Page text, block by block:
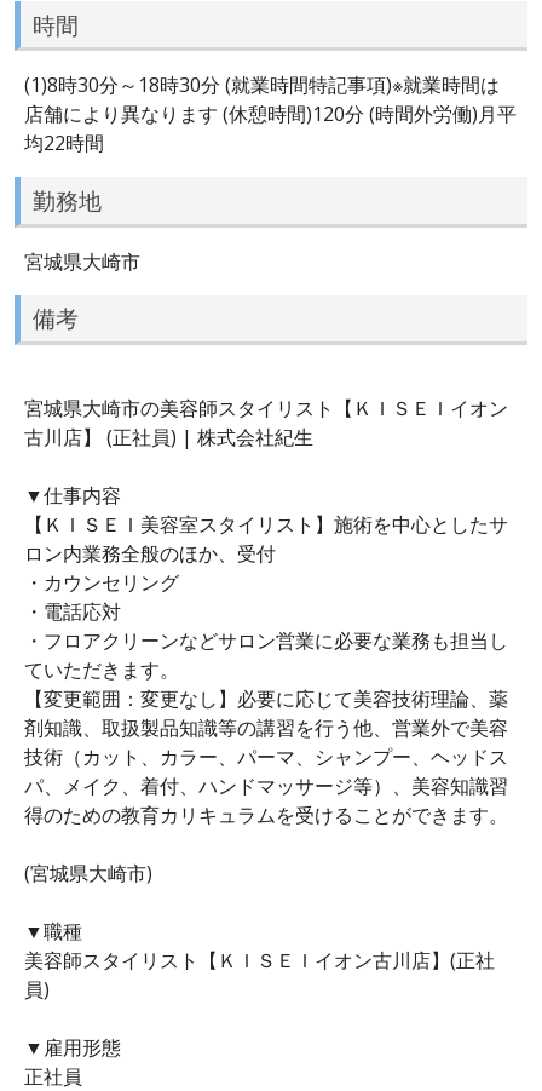
時間
(1)8時30分～18時30分 (就業時間特記事項)※就業時間は
店舗により異なります (休憩時間)120分 (時間外労働)月平
均22時間
勤務地
宮城県大崎市
備考
宮城県大崎市の美容師スタイリスト【ＫＩＳＥＩイオン
古川店】 (正社員) | 株式会社紀生
▼仕事内容
【ＫＩＳＥＩ美容室スタイリスト】施術を中心としたサ
ロン内業務全般のほか、受付
・カウンセリング
・電話応対
・フロアクリーンなどサロン営業に必要な業務も担当し
ていただきます。
【変更範囲：変更なし】必要に応じて美容技術理論、薬
剤知識、取扱製品知識等の講習を行う他、営業外で美容
技術（カット、カラー、パーマ、シャンプー、ヘッドス
パ、メイク、着付、ハンドマッサージ等）、美容知識習
得のための教育カリキュラムを受けることができます。
(宮城県大崎市)
▼職種
美容師スタイリスト【ＫＩＳＥＩイオン古川店】(正社
員)
▼雇用形態
正社員